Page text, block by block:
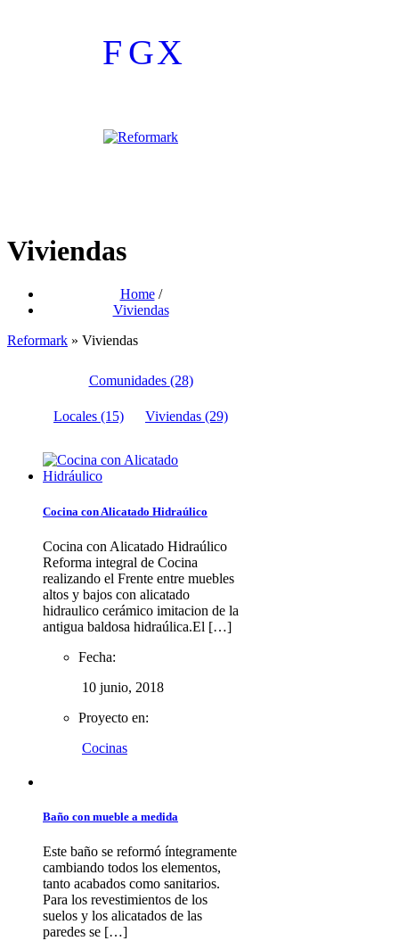
F GX
Viviendas
Home /
Viviendas
Reformark » Viviendas
Comunidades (28)
Locales (15) Viviendas (29)
Cocina con Alicatado Hidraúlico
Cocina con Alicatado Hidraúlico
Reforma integral de Cocina
realizando el Frente entre muebles
altos y bajos con alicatado
hidraulico cerámico imitacion de la
antigua baldosa hidraúlica.El […]
Fecha:
10 junio, 2018
Proyecto en:
Cocinas
Baño con mueble a medida
Este baño se reformó íntegramente
cambiando todos los elementos,
tanto acabados como sanitarios.
Para los revestimientos de los
suelos y los alicatados de las
paredes se […]